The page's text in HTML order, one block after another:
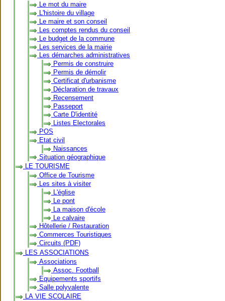
Le mot du maire
L'histoire du village
Le maire et son conseil
Les comptes rendus du conseil
Le budget de la commune
Les services de la mairie
Les démarches administratives
Permis de construire
Permis de démolir
Certificat d'urbanisme
Déclaration de travaux
Recensement
Passeport
Carte D'identité
Listes Electorales
POS
Etat civil
Naissances
Situation géographique
LE TOURISME
Office de Tourisme
Les sites à visiter
L'église
Le pont
La maison d'école
Le calvaire
Hôtellerie / Restauration
Commerces Touristiques
Circuits (PDF)
LES ASSOCIATIONS
Associations
Assoc. Football
Equipements sportifs
Salle polyvalente
LA VIE SCOLAIRE